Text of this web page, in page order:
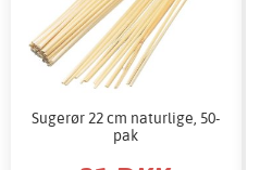
Sugerør 22 cm naturlige, 50-
pak